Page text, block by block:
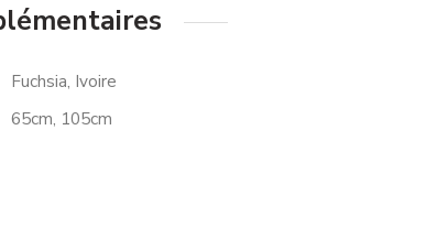
Fuchsia, Ivoire
65cm, 105cm